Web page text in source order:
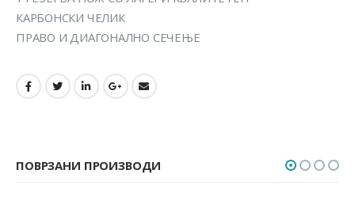
КАРБОНСКИ ЧЕЛИК
ПРАВО И ДИАГОНАЛНО СЕЧЕЊЕ
ПОВРЗАНИ ПРОИЗВОДИ